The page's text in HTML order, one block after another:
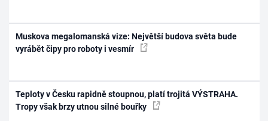
Muskova megalomanská vize: Největší budova světa bude
vyrábět čipy pro roboty i vesmír
Teploty v Česku rapidně stoupnou, platí trojitá VÝSTRAHA.
Tropy však brzy utnou silné bouřky